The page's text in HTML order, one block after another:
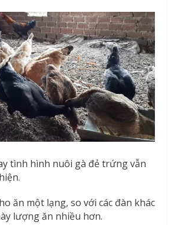
tình hình nuôi gà đẻ trứng vẫn
ăn một lạng, so với các đàn khác
lượng ăn nhiều hơn.